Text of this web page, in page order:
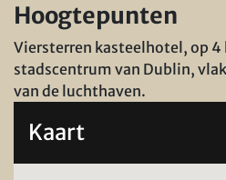
Hoogtepunten
Viersterren kasteelhotel, op
stadscentrum van Dublin,
van de luchthaven.
Kaart